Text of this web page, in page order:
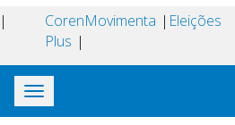
Coren
Plus
Movimenta Eleições
Toggle
navigation